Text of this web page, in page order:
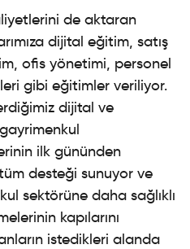
de aktaran
dijital eğitim, satış
ofis yönetimi, personel
gibi eğitimler veriliyor.
dijital ve
ilk gününden
desteği sunuyor ve
sektörüne daha sağlıklı
kapılarını
istedikleri alanda